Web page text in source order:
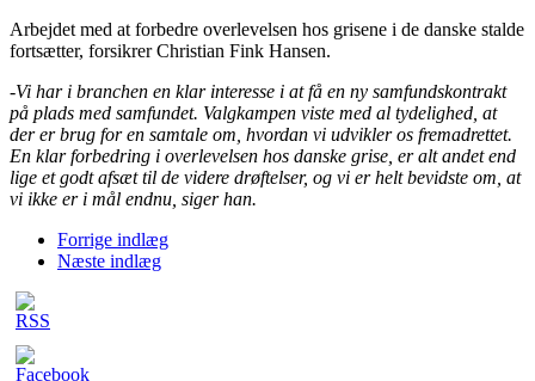
Arbejdet med at forbedre overlevelsen hos grisene i de danske stalde
fortsætter, forsikrer Christian Fink Hansen.
-Vi har i branchen en klar interesse i at få en ny samfundskontrakt
på plads med samfundet. Valgkampen viste med al tydelighed, at
der er brug for en samtale om, hvordan vi udvikler os fremadrettet.
En klar forbedring i overlevelsen hos danske grise, er alt andet end
lige et godt afsæt til de videre drøftelser, og vi er helt bevidste om, at
vi ikke er i mål endnu, siger han.
Forrige indlæg
Næste indlæg